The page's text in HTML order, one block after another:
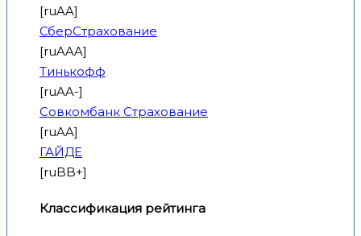
[ruAA]
СберСтрахование
[ruAAA]
Тинькофф
[ruAA-]
Совкомбанк Страхование
[ruAA]
ГАЙДЕ
[ruBB+]
Классификация рейтинга